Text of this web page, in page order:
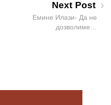
Next Post
Емине Илази- Да не
дозволиме…